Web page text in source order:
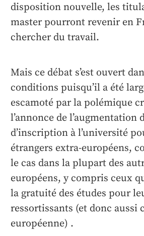
disposition nouvelle, les
master pourront revenir en
chercher du travail.
Mais ce débat s’est ouvert
conditions puisqu’il a été
escamoté par la polémique
l’annonce de l’augmentation
d’inscription à l’université
étrangers extra-européens,
le cas dans la plupart des
européens, y compris ceux
la gratuité des études pour
ressortissants (et donc aussi
européenne) .